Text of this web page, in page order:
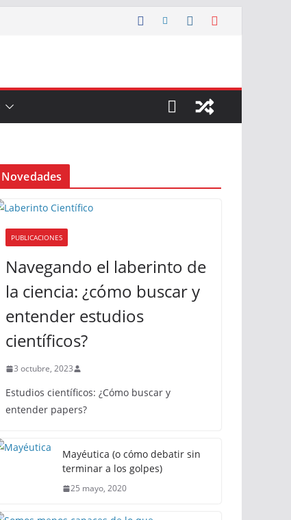
Novedades
PUBLICACIONES
Navegando el laberinto de
la ciencia: ¿cómo buscar y
entender estudios
científicos?
3 octubre, 2023
Estudios científicos: ¿Cómo buscar y
entender papers?
Mayéutica (o cómo debatir sin
terminar a los golpes)
25 mayo, 2020